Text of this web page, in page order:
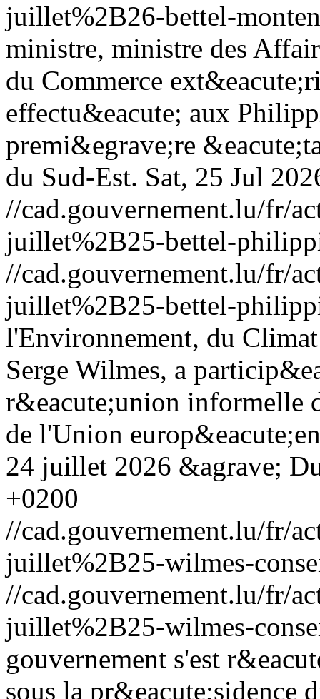
juillet%2B26-bettel-
ministre, ministre des
du Commerce
effectu&eacute; aux
premi&egrave;re
du Sud-Est. Sat, 25 Jul
//cad.gouvernement.lu/fr/
juillet%2B25-bettel-
//cad.gouvernement.lu/fr/
juillet%2B25-bettel-
l'Environnement, du
Serge Wilmes, a
r&eacute;union informelle
de l'Union
24 juillet 2026 &agrave;
+0200
//cad.gouvernement.lu/fr/
juillet%2B25-wilmes-
//cad.gouvernement.lu/fr/
juillet%2B25-wilmes-
gouvernement s'est
sous la pr&eacute;sidence